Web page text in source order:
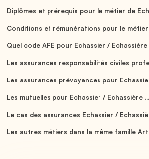
Diplômes et prérequis pour le métier de
Conditions et rémunérations pour le métier
Quel code APE pour Echassier / Echassière
Les assurances responsabilités civiles
Les assurances prévoyances pour
Les mutuelles pour Echassier / Echassière ...
Le cas des assurances Echassier /
Les autres métiers dans la même famille